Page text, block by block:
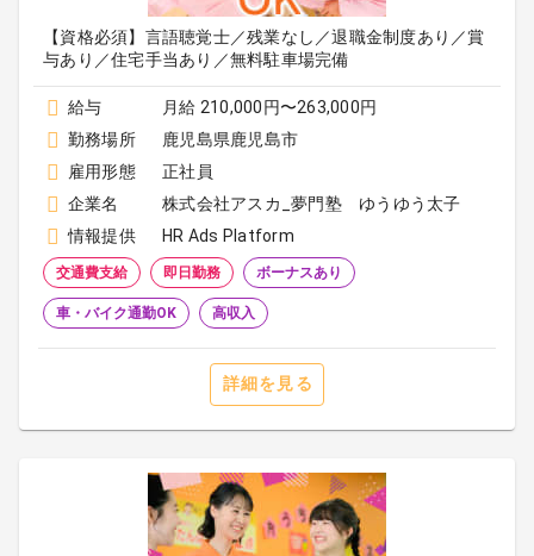
【資格必須】言語聴覚士／残業なし／退職金制度あり／賞
与あり／住宅手当あり／無料駐車場完備
給与
月給 210,000円〜263,000円
勤務場所
鹿児島県鹿児島市
雇用形態
正社員
企業名
株式会社アスカ_夢門塾 ゆうゆう太子
情報提供
HR Ads Platform
交通費支給 即日勤務 ボーナスあり
車・バイク通勤OK 高収入
詳細を見る